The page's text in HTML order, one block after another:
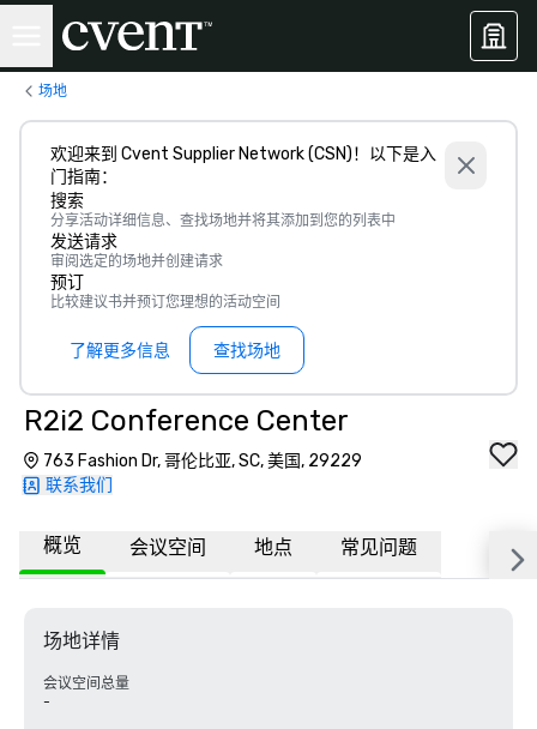
场地
欢迎来到 Cvent Supplier Network (CSN)！以下是入
门指南：
搜索
分享活动详细信息、查找场地并将其添加到您的列表中
发送请求
审阅选定的场地并创建请求
预订
比较建议书并预订您理想的活动空间
了解更多信息 查找场地
R2i2 Conference Center
763 Fashion Dr, 哥伦比亚, SC, 美国, 29229
联系我们
概览 会议空间 地点 常见问题
场地详情
会议空间总量
-